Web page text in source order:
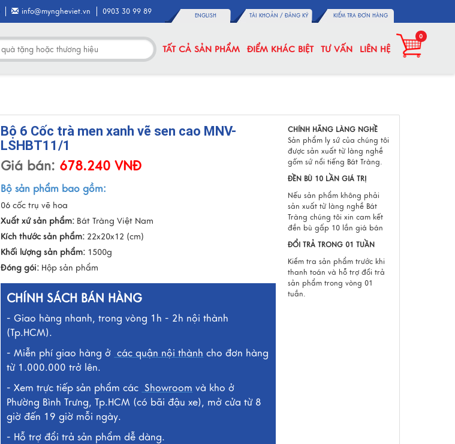
info@myngheviet.vn 0903 30 99 89 ENGLISH TÀI KHOẢN / ĐĂNG KÝ KIỂM TRA ĐƠN HÀNG
TẤT CẢ SẢN PHẨM ĐIỂM KHÁC BIỆT TƯ VẤN LIÊN HỆ
0
Bộ 6 Cốc trà men xanh vẽ sen cao MNV-
LSHBT11/1
Giá bán: 678.240 VNĐ
Bộ sản phẩm bao gồm:
06 cốc trụ vẽ hoa
Xuất xứ sản phẩm: Bát Tràng Việt Nam
Kích thước sản phẩm: 22x20x12 (cm)
Khối lượng sản phẩm: 1500g
Đóng gói: Hộp sản phẩm
CHÍNH SÁCH BÁN HÀNG
- Giao hàng nhanh, trong vòng 1h - 2h nội thành
(Tp.HCM).
- Miễn phí giao hàng ở các quận nội thành cho đơn hàng
từ 1.000.000 trở lên.
- Xem trực tiếp sản phẩm các Showroom và kho ở
Phường Bình Trưng, Tp.HCM (có bãi đậu xe), mở cửa từ 8
giờ đến 19 giờ mỗi ngày.
- Hỗ trợ đổi trả sản phẩm dễ dàng.
CHÍNH HÃNG LÀNG NGHỀ
Sản phẩm ly sứ của chúng tôi
được sản xuất từ làng nghề
gốm sứ nổi tiếng Bát Tràng.
ĐỀN BÙ 10 LẦN GIÁ TRỊ
Nếu sản phẩm không phải
sản xuất từ làng nghề Bát
Tràng chúng tôi xin cam kết
đền bù gấp 10 lần giá bán
ĐỔI TRẢ TRONG 01 TUẦN
Kiểm tra sản phẩm trước khi
thanh toán và hỗ trợ đổi trả
sản phẩm trong vòng 01
tuần.